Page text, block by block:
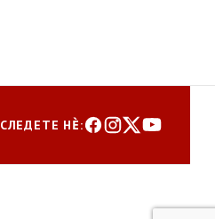
СЛЕДЕТЕ НЀ: